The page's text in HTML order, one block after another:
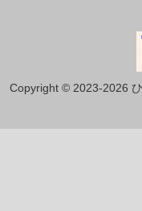
Copyright © 2023-2026